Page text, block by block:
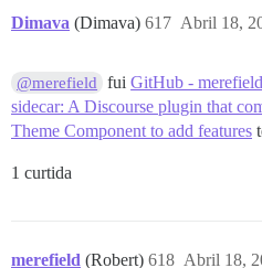
Dimava (Dimava) Abril 18,
617
@merefield fuiGitHub -
sidecar: A Discourse plugin that
Theme Component to add features
1 curtida
merefield (Robert) Abril 18,
618